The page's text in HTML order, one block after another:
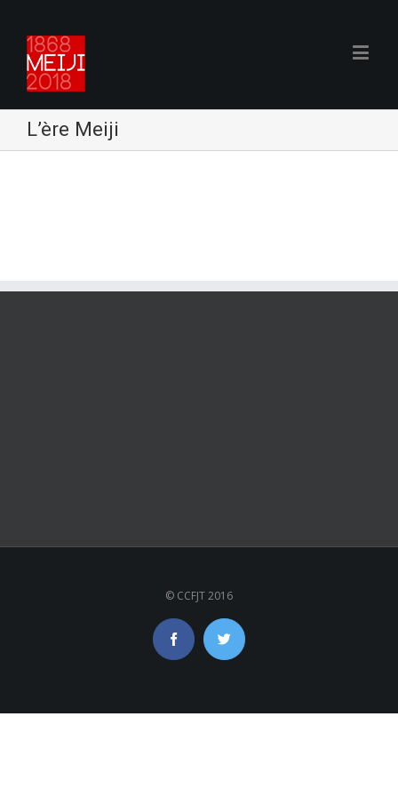
L’ère Meiji
© CCFJT 2016
Facebook Twitter